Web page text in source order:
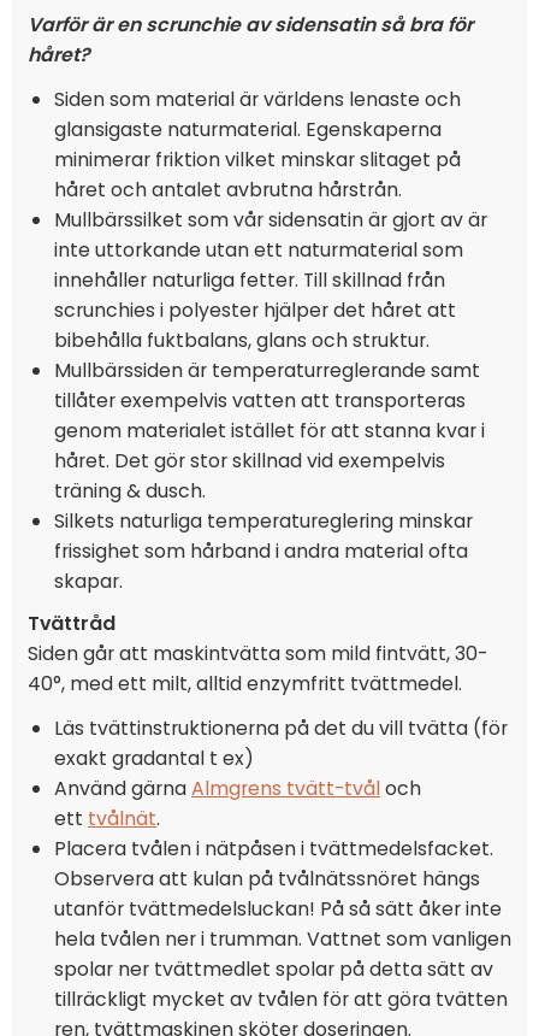
Varför är en scrunchie av sidensatin så bra för
håret?
Siden som material är världens lenaste och
glansigaste naturmaterial. Egenskaperna
minimerar friktion vilket minskar slitaget på
håret och antalet avbrutna hårstrån.
Mullbärssilket som vår sidensatin är gjort av är
inte uttorkande utan ett naturmaterial som
innehåller naturliga fetter. Till skillnad från
scrunchies i polyester hjälper det håret att
bibehålla fuktbalans, glans och struktur.
Mullbärssiden är temperaturreglerande samt
tillåter exempelvis vatten att transporteras
genom materialet istället för att stanna kvar i
håret. Det gör stor skillnad vid exempelvis
träning & dusch.
Silkets naturliga temperatureglering minskar
frissighet som hårband i andra material ofta
skapar.
Tvättråd
Siden går att maskintvätta som mild fintvätt, 30-
40°, med ett milt, alltid enzymfritt tvättmedel.
Läs tvättinstruktionerna på det du vill tvätta (för
exakt gradantal t ex)
Använd gärnaAlmgrens tvätt-tvåloch
ett tvålnät.
Placera tvålen i nätpåsen i tvättmedelsfacket.
Observera att kulan på tvålnätssnöret hängs
utanför tvättmedelsluckan! På så sätt åker inte
hela tvålen ner i trumman. Vattnet som vanligen
spolar ner tvättmedlet spolar på detta sätt av
tillräckligt mycket av tvålen för att göra tvätten
ren, tvättmaskinen sköter doseringen.